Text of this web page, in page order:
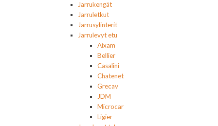
Jarrukengät
Jarruletkut
Jarrusylinterit
Jarrulevyt etu
Aixam
Bellier
Casalini
Chatenet
Grecav
JDM
Microcar
Ligier